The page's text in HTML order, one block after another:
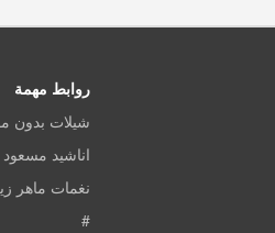
روابط مهمة
شيلات بدون
اناشيد
نغمات ماهر
#